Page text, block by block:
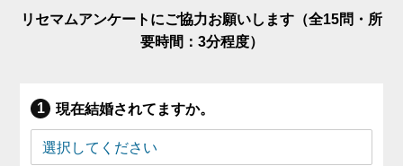
リセマムアンケートにご協力お願いします（全15問・所
要時間：3分程度）
現在結婚されてますか。